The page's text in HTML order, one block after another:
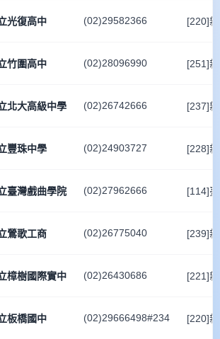
光復高中 (02)29582366 [220]
竹圍高中 (02)28096990 [251]
北大高級中學 (02)26742666 [237]
豐珠中學 (02)24903727 [228]
臺灣戲曲學院 (02)27962666 [114]
鶯歌工商 (02)26775040 [239]
樟樹國際實中 (02)26430686 [221]
板橋國中 (02)29666498#234 [220]